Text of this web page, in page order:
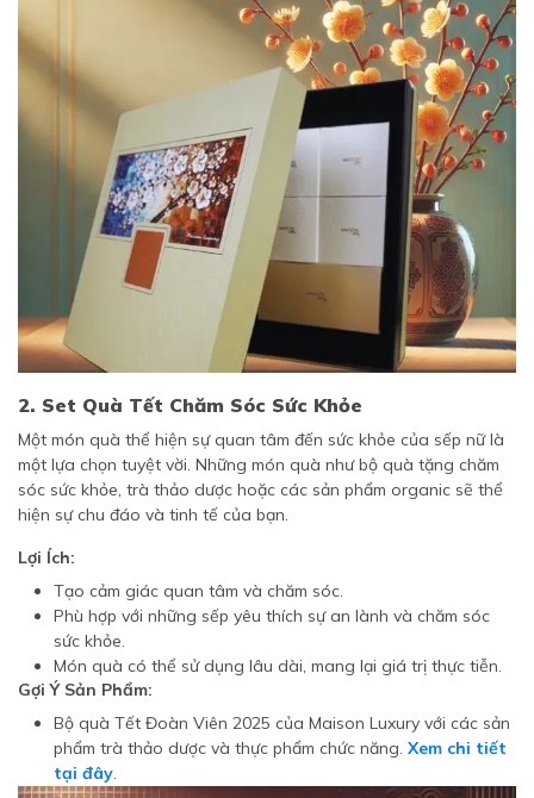
2. Set Quà Tết Chăm Sóc Sức Khỏe
Một món quà thể hiện sự quan tâm đến sức khỏe của sếp nữ là
một lựa chọn tuyệt vời. Những món quà như bộ quà tặng chăm
sóc sức khỏe, trà thảo dược hoặc các sản phẩm organic sẽ thể
hiện sự chu đáo và tinh tế của bạn.
Lợi Ích:
Tạo cảm giác quan tâm và chăm sóc.
Phù hợp với những sếp yêu thích sự an lành và chăm sóc
sức khỏe.
Món quà có thể sử dụng lâu dài, mang lại giá trị thực tiễn.
Gợi Ý Sản Phẩm:
Bộ quà Tết Đoàn Viên 2025 của Maison Luxury với các sản
phẩm trà thảo dược và thực phẩm chức năng. Xem chi tiết
tại đây.